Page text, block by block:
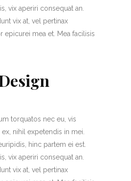
vix aperiri consequat an.
vix at, vel pertinax
epicurei mea et. Mea facilisis
torquatos nec eu, vis
nihil expetendis in mei.
hinc partem ei est.
vix aperiri consequat an.
vix at, vel pertinax